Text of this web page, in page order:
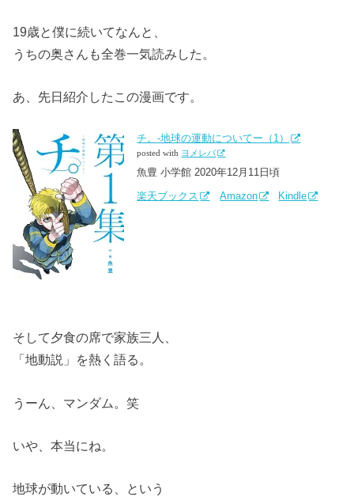
19歳と僕に続いてなんと、
うちの奥さんも全巻一気読みした。
あ、先日紹介したこの漫画です。
チ。-地球の運動についてー（1）
posted with ヨメレバ
魚豊 小学館 2020年12月11日頃
楽天ブックス
Amazon Kindle
そして夕食の席で家族三人、
「地動説」を熱く語る。
うーん、マンダム。笑
いや、本当にね。
地球が動いている、という